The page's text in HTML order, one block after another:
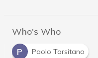
Who's Who
P
Paolo Tarsitano